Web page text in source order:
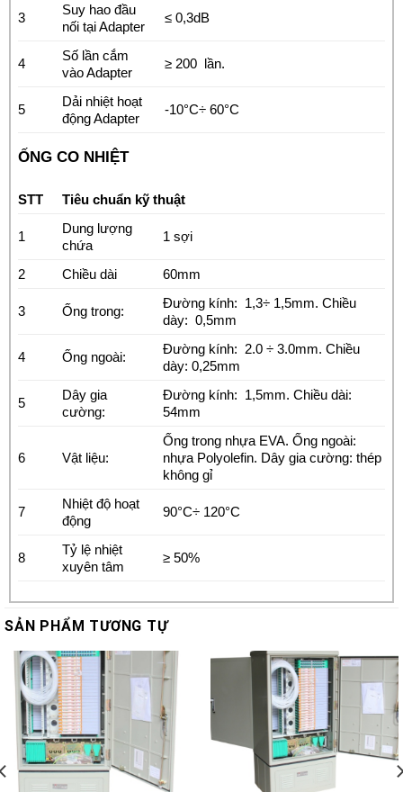
3
Suy hao đầu
nối tại Adapter
≤ 0,3dB
4
Số lần cắm
vào Adapter
≥ 200 lần.
5
Dải nhiệt hoạt
động Adapter
-10°C÷ 60°C
ỐNG CO NHIỆT
STT Tiêu chuẩn kỹ thuật
1
Dung lượng
chứa
1 sợi
2 Chiều dài 60mm
3 Ống trong:
Đường kính: 1,3÷ 1,5mm. Chiều
dày: 0,5mm
4 Ống ngoài:
Đường kính: 2.0 ÷ 3.0mm. Chiều
dày: 0,25mm
5
Dây gia
cường:
Đường kính: 1,5mm. Chiều dài:
54mm
6 Vật liệu:
Ống trong nhựa EVA. Ống ngoài:
nhựa Polyolefin. Dây gia cường: thép
không gỉ
7
Nhiệt độ hoạt
động
90°C÷ 120°C
8
Tỷ lệ nhiệt
xuyên tâm
≥ 50%
SẢN PHẨM TƯƠNG TỰ